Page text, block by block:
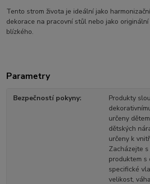
Tento strom života je ideální jako
dekorace na pracovní stůl nebo jako
blízkého.
Parametry
Bezpečností pokyny
Produkty
určeny
dětských
určeny k
Zacházejte s
produktem s
specifické
velikost,